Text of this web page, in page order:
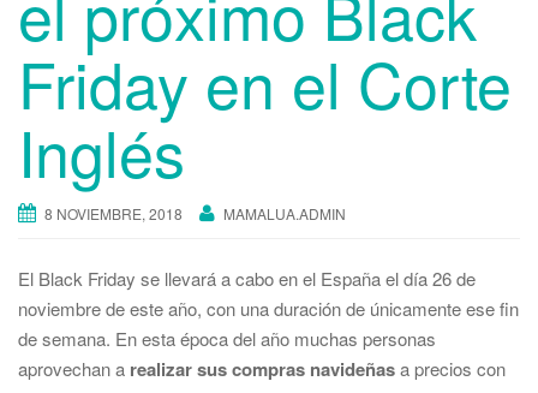
Friday en el Corte
Inglés
8 NOVIEMBRE, 2018 MAMALUA.ADMIN
El Black Friday se llevará a cabo en el España el día 26 de
noviembre de este año, con una duración de únicamente ese fin
de semana. En esta época del año muchas personas
aprovechan a realizar sus compras navideñasa precios con